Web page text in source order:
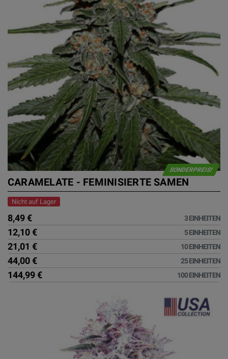
SONDERPREIS!
CARAMELATE - FEMINISIERTE SAMEN
Nicht auf Lager
8,49 € 3 EINHEITEN
12,10 € 5 EINHEITEN
21,01 € 10 EINHEITEN
44,00 € 25 EINHEITEN
144,99 € 100 EINHEITEN